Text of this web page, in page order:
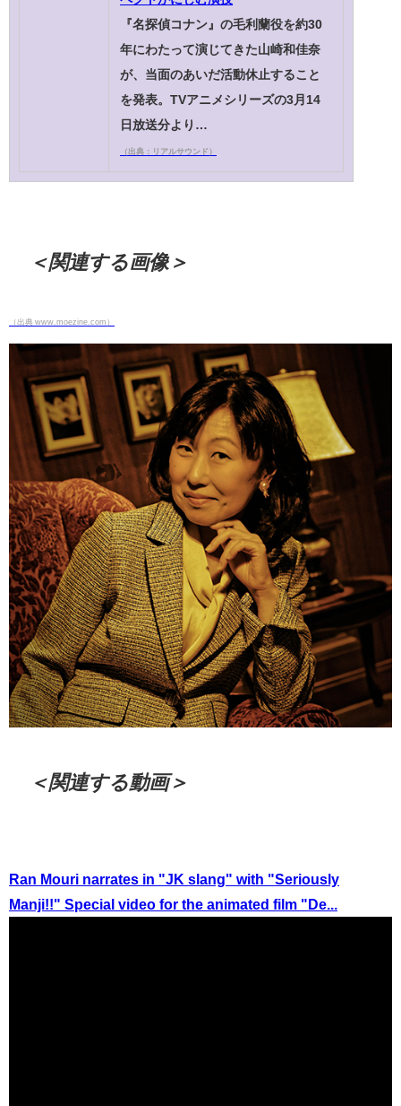
『名探偵コナン』の毛利蘭役を約30
年にわたって演じてきた山崎和佳奈
が、当面のあいだ活動休止すること
を発表。TVアニメシリーズの3月14
日放送分より…
（出典：リアルサウンド）
＜関連する画像＞
（出典 www.moezine.com）
＜関連する動画＞
Ran Mouri narrates in "JK slang" with "Seriously
Manji!!" Special video for the animated film "De...